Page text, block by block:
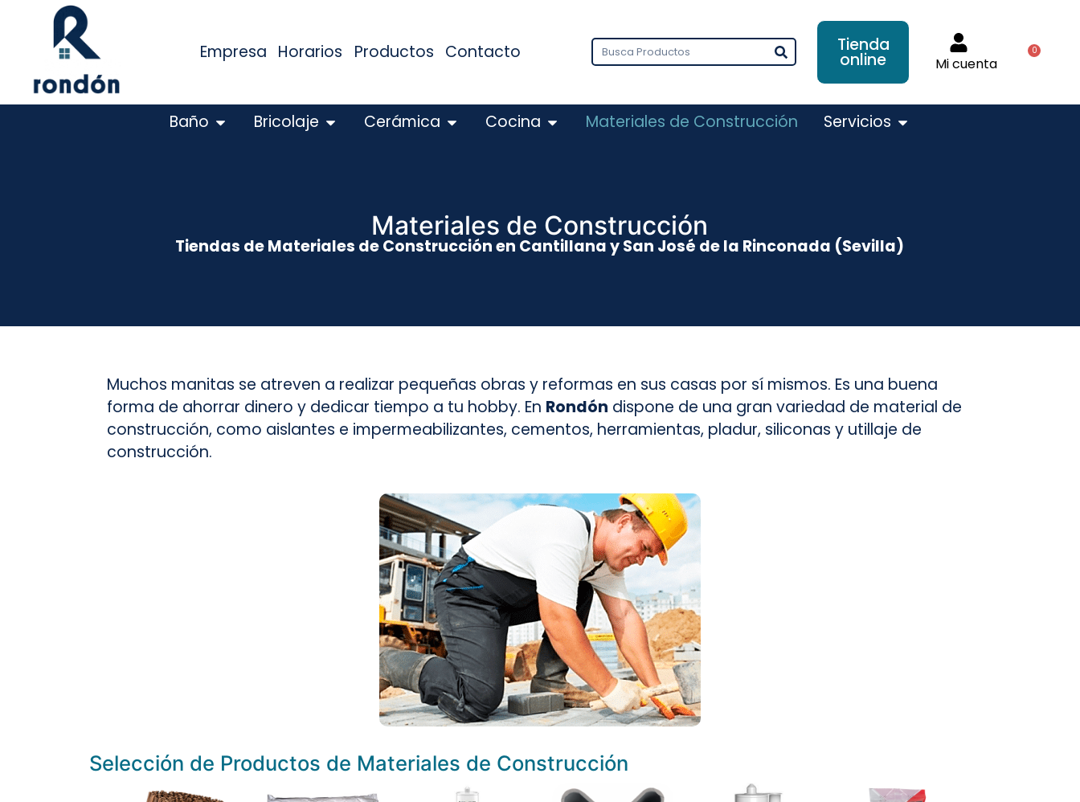
Empresa Horarios Productos Contacto Tienda
online Mi cuenta
0
Baño Bricolaje Cerámica Cocina Materiales de Construcción Servicios
Materiales de Construcción
Tiendas de Materiales de Construcción en Cantillana y San José de la Rinconada (Sevilla)
Muchos manitas se atreven a realizar pequeñas obras y reformas en sus casas por sí mismos. Es una buena
forma de ahorrar dinero y dedicar tiempo a tu hobby. En Rondón dispone de una gran variedad de material de
construcción, como aislantes e impermeabilizantes, cementos, herramientas, pladur, siliconas y utillaje de
construcción.
Selección de Productos de Materiales de Construcción